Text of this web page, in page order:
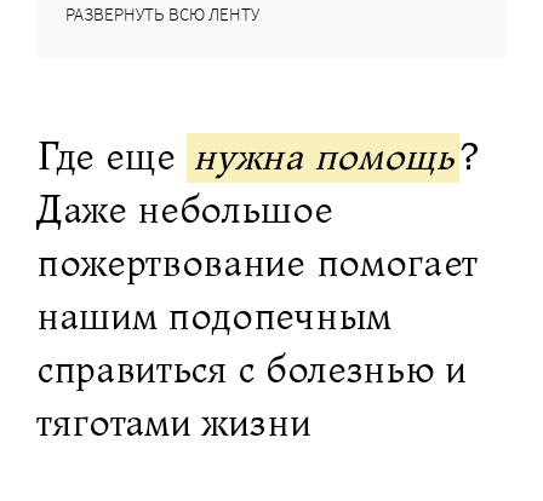
РАЗВЕРНУТЬ ВСЮ ЛЕНТУ
Где еще нужна помощь?
Даже небольшое
пожертвование помогает
нашим подопечным
справиться с болезнью и
тяготами жизни